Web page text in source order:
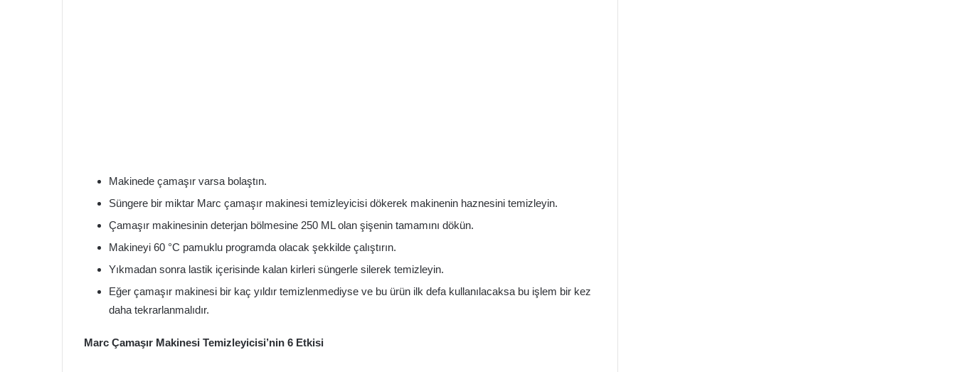
Makinede çamaşır varsa bolaştın.
Süngere bir miktar Marc çamaşır makinesi temizleyicisi dökerek makinenin haznesini temizleyin.
Çamaşır makinesinin deterjan bölmesine 250 ML olan şişenin tamamını dökün.
Makineyi 60 °C pamuklu programda olacak şekkilde çalıştırın.
Yıkmadan sonra lastik içerisinde kalan kirleri süngerle silerek temizleyin.
Eğer çamaşır makinesi bir kaç yıldır temizlenmediyse ve bu ürün ilk defa kullanılacaksa bu işlem bir kez
daha tekrarlanmalıdır.
Marc Çamaşır Makinesi Temizleyicisi’nin 6 Etkisi